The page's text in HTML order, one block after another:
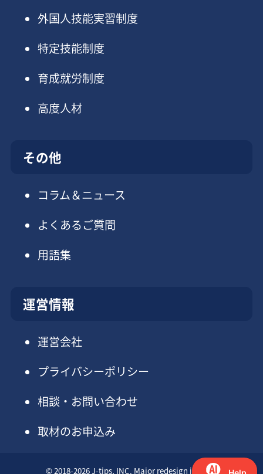
外国人技能実習制度
特定技能制度
育成就労制度
高度人材
その他
コラム＆ニュース
よくあるご質問
用語集
運営情報
運営会社
プライバシーポリシー
相談・お問い合わせ
取材のお申込み
© 2018-2026 J-tips, INC. Major redesign in 2025.